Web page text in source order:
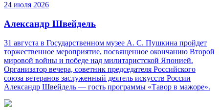
24 июля 2026
Александр Швейдель
31 августа в Государственном музее А. С. Пушкина пройдет
торжественное мероприятие, посвященное окончанию Второй
мировой войны и победе над милитаристской Японией.
Организатор вечера, советник председателя Российского
союза ветеранов заслуженный деятель искусств России
Александр Швейдель — гость программы «Тавор в мажоре».